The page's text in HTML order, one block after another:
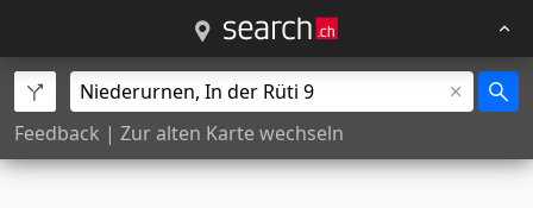
Feedback | Zur alten Karte wechseln